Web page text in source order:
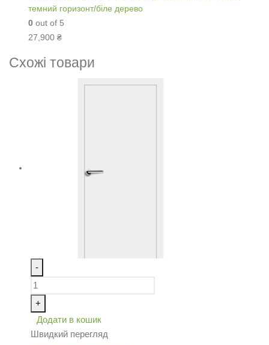
темний горизонт/біле дерево
0 out of 5
27,900 ₴
Схожі товари
-
+
Додати в кошик
Швидкий перегляд